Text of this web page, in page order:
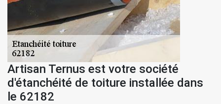
Artisan Ternus est votre société
d'étanchéité de toiture installée dans
le 62182